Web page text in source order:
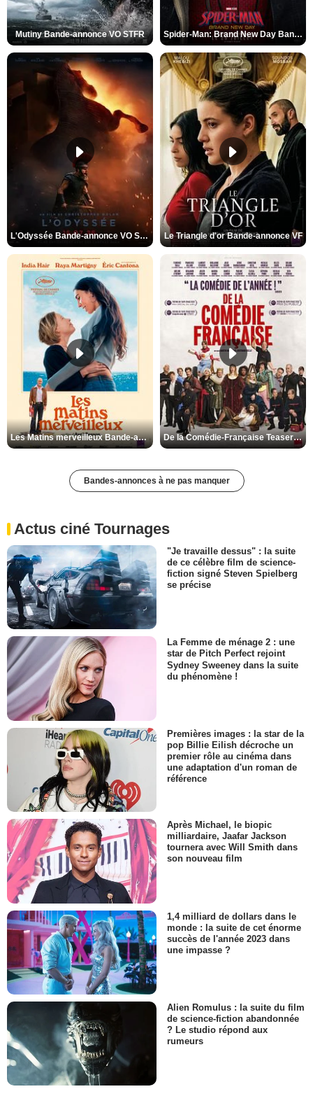
Mutiny Bande-annonce VO STFR Spider-Man: Brand New Day Bande-annonce VO STFR
L'Odyssée Bande-annonce VO STFR Le Triangle d'or Bande-annonce VF
Les Matins merveilleux Bande-annonce VF De la Comédie-Française Teaser VF
Bandes-annonces à ne pas manquer
Actus ciné Tournages
"Je travaille dessus" : la suite
de ce célèbre film de science-
fiction signé Steven Spielberg
se précise
La Femme de ménage 2 : une
star de Pitch Perfect rejoint
Sydney Sweeney dans la suite
du phénomène !
Premières images : la star de la
pop Billie Eilish décroche un
premier rôle au cinéma dans
une adaptation d'un roman de
référence
Après Michael, le biopic
milliardaire, Jaafar Jackson
tournera avec Will Smith dans
son nouveau film
1,4 milliard de dollars dans le
monde : la suite de cet énorme
succès de l'année 2023 dans
une impasse ?
Alien Romulus : la suite du film
de science-fiction abandonnée
? Le studio répond aux
rumeurs